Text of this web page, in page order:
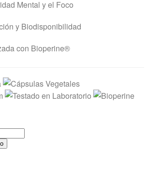
Mental y el Foco
y Biodisponibilidad
con Bioperine®